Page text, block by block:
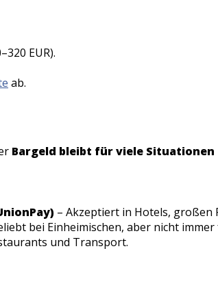
EUR).
ab.
Bargeld bleibt für viele Situationen
– Akzeptiert in Hotels, großen
bei Einheimischen, aber nicht
und Transport.